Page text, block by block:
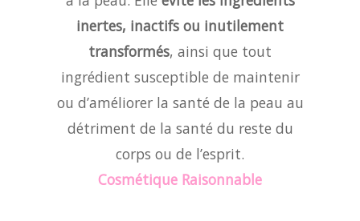
inertes, inactifs ou inutilement
transformés, ainsi que tout
ingrédient susceptible de maintenir
ou d’améliorer la santé de la peau au
détriment de la santé du reste du
corps ou de l’esprit.
Cosmétique Raisonnable